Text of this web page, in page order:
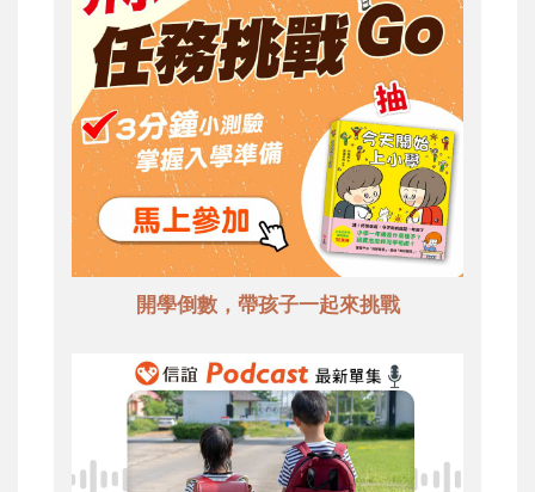
開學倒數，帶孩子一起來挑戰